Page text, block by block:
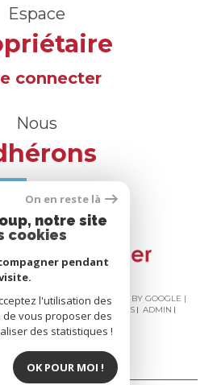
Espace
connecter
Nous
| TRADUCTION POWERED BY GOOGLE |
DU SITE MENTIONS LÉGALES
ADMIN
POLITIQUE RGPD COOKIES
On en reste là
notre site
cookies
pendant
l'utilisation des
vous proposer des
des statistiques !
OK POUR MOI !